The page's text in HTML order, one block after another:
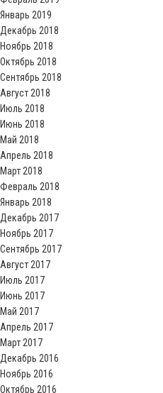
Январь 2019
Декабрь 2018
Ноябрь 2018
Октябрь 2018
Сентябрь 2018
Август 2018
Июль 2018
Июнь 2018
Май 2018
Апрель 2018
Март 2018
Февраль 2018
Январь 2018
Декабрь 2017
Ноябрь 2017
Сентябрь 2017
Август 2017
Июль 2017
Июнь 2017
Май 2017
Апрель 2017
Март 2017
Декабрь 2016
Ноябрь 2016
Октябрь 2016